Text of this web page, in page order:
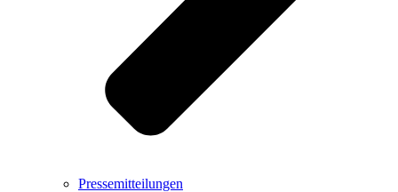
Pressemitteilungen